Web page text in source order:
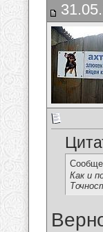
Как и